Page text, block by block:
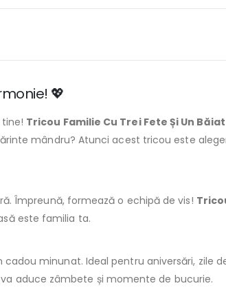
💖
Tricou Familie Cu Trei Fete Și Un Băiat
mândru? Atunci acest tricou este
Împreună, formează o echipă de vis!
este familia ta.
minunat. Ideal pentru aniversări, zile
va aduce zâmbete și momente de bucurie.